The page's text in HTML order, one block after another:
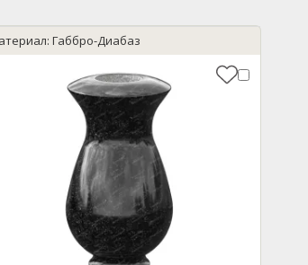
Габбро-Диабаз